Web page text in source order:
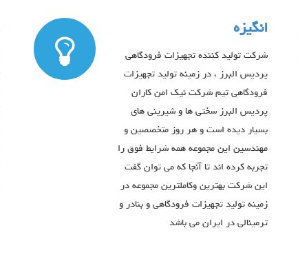
انگیزه
شرکت تولید کننده تجهیزات فرودگاهی
پردیس البرز ، در زمینه تولید تجهیزات
فرودگاهی تیم شرکت نیک امن کاران
پردیس البرز سختی ها و شیرینی های
بسیار دیده است و هر روز متخصصین و
مهندسین این مجموعه همه شرایط فوق را
تجربه کرده اند تا آنجا که می توان گفت
این شرکت بهترین وکاملترین مجموعه در
زمینه تولید تجهیزات فرودگاهی و بنادر و
ترمینالی در ایران می باشد